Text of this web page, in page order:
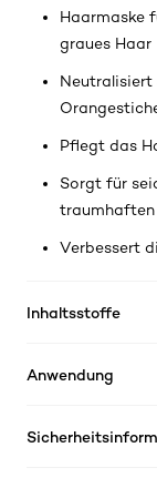
Haarmaske
graues Haar
Pflegt das
Sorgt für
traumhaften
Verbessert
Inhaltsstoffe
Anwendung